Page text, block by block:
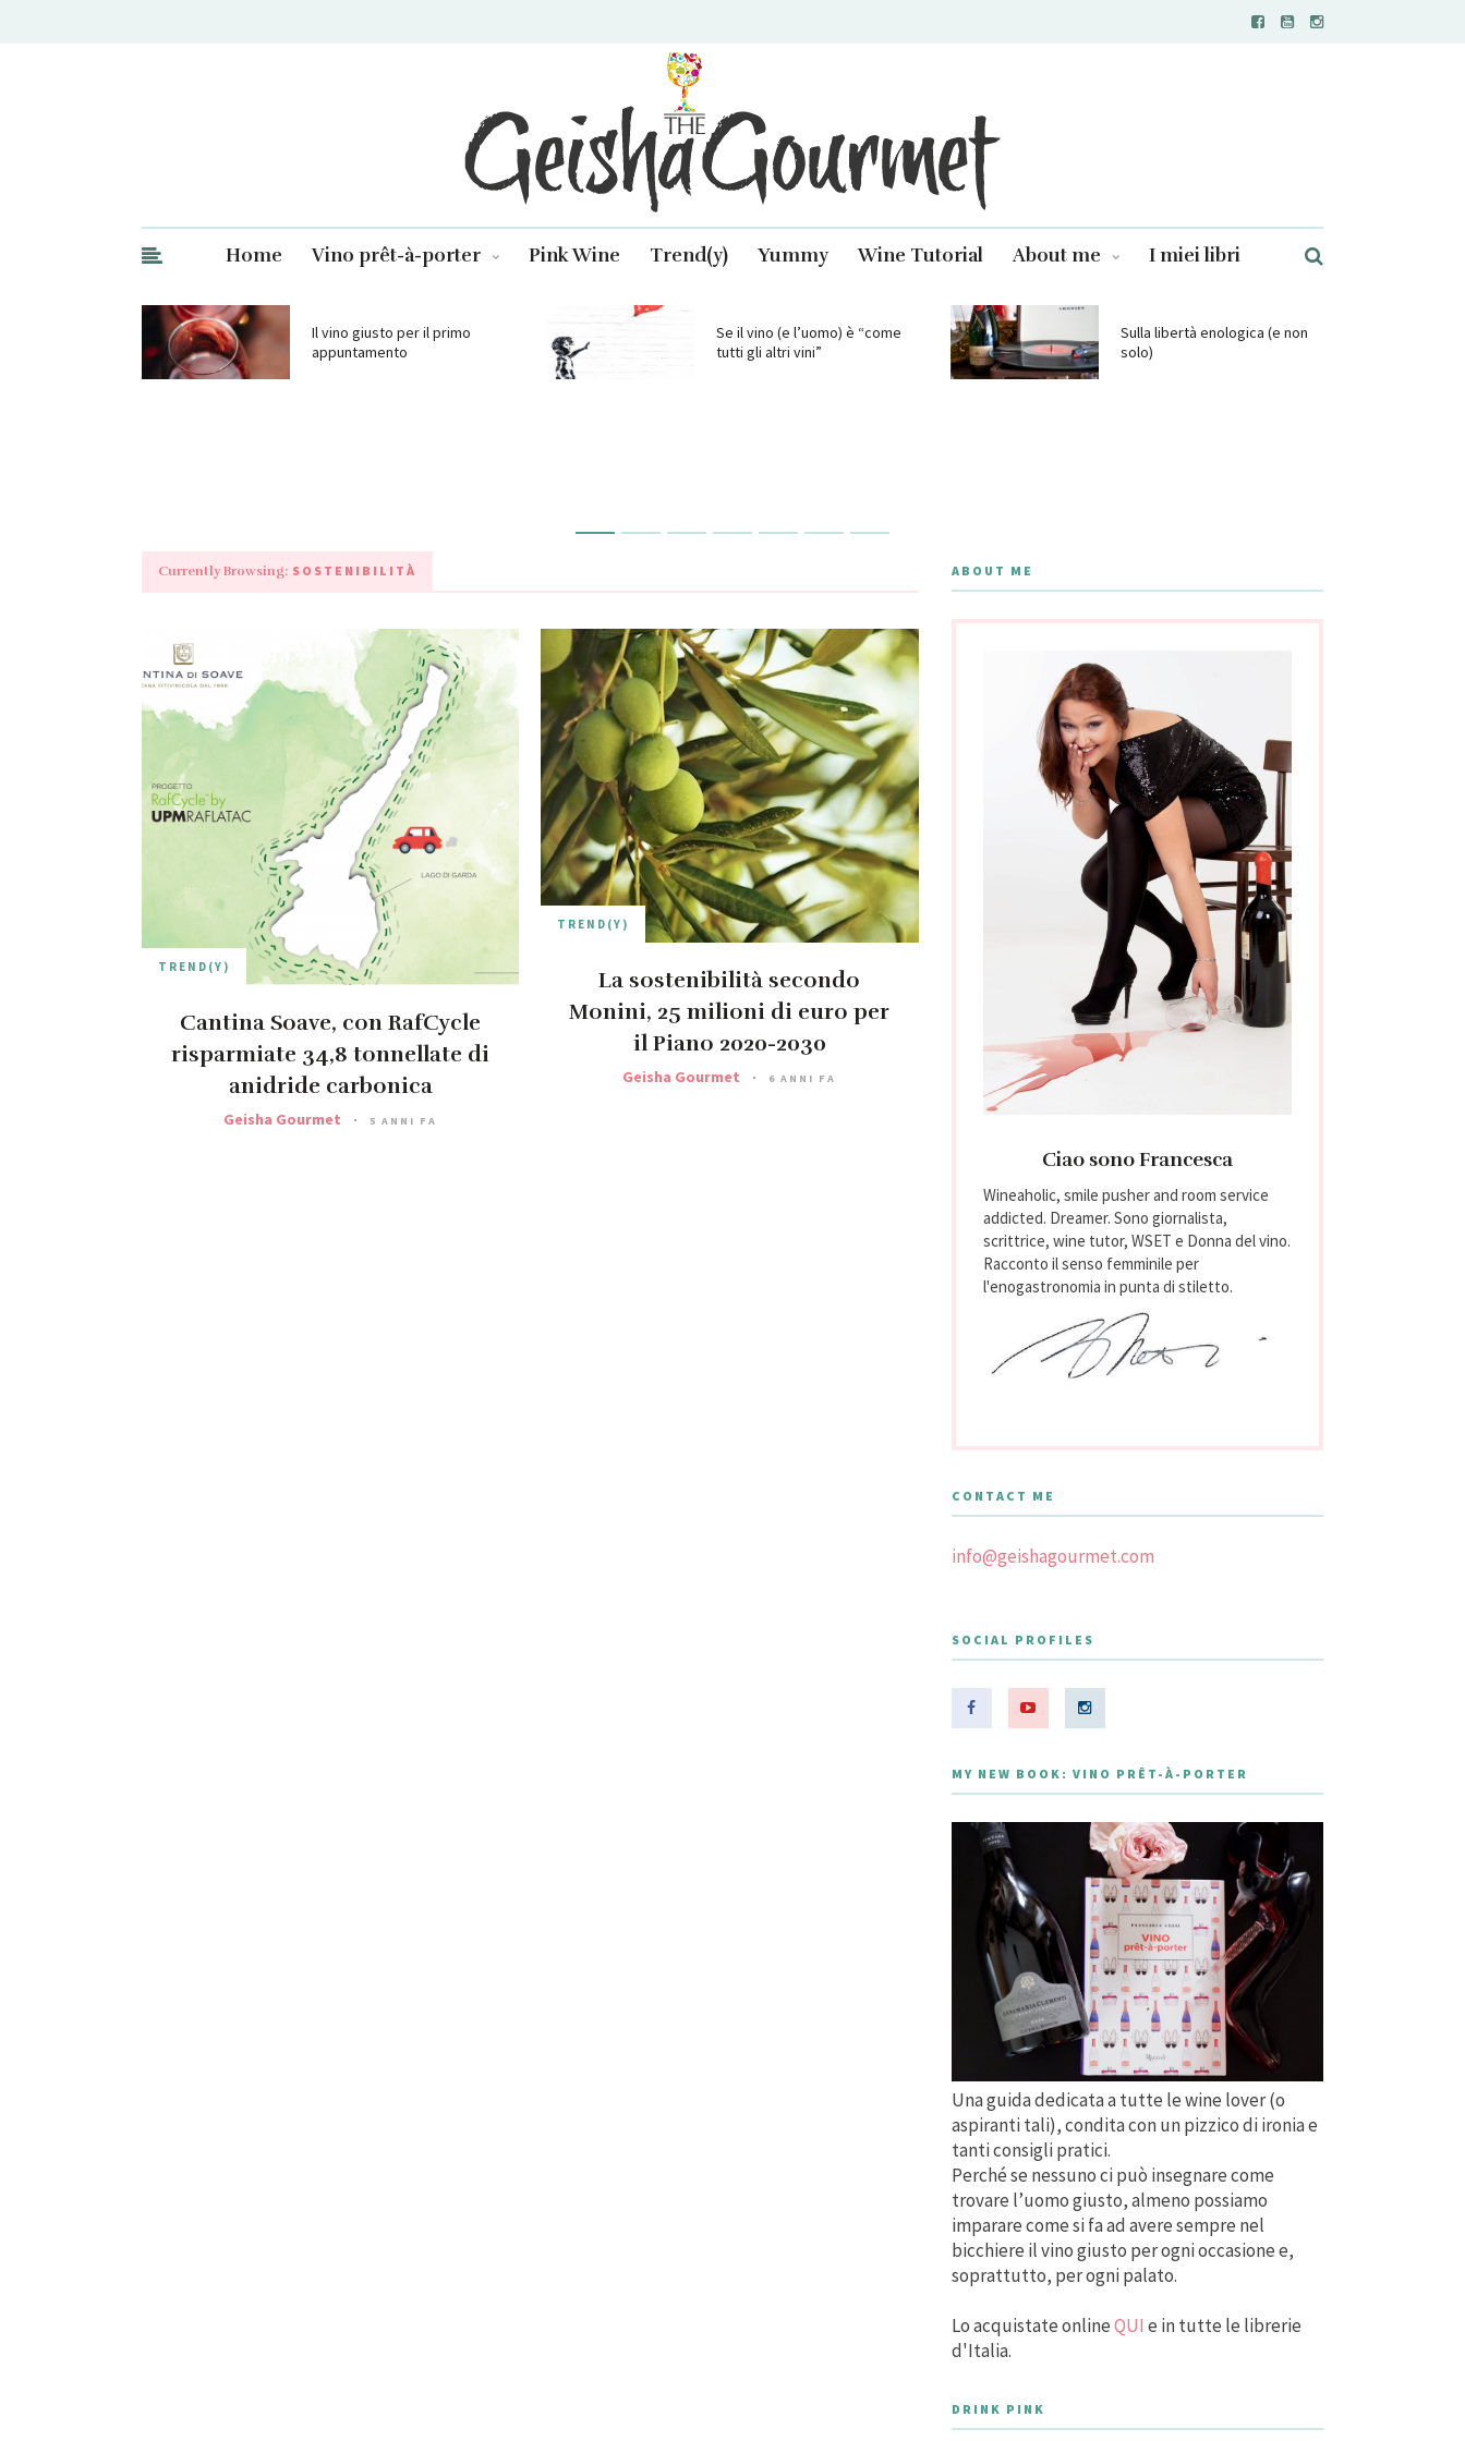
Home Vino prêt-à-porter Pink Wine Trend(y) Yummy Wine Tutorial About me I miei libri
Il vino giusto per il primo
appuntamento
Se il vino (e l’uomo) è “come
tutti gli altri vini”
Sulla libertà enologica (e non
solo)
Currently Browsing: SOSTENIBILITÀ
TREND(Y)
Cantina Soave, con RafCycle
risparmiate 34,8 tonnellate di
anidride carbonica
Geisha Gourmet 5 ANNI FA
TREND(Y)
La sostenibilità secondo
Monini, 25 milioni di euro per
il Piano 2020-2030
Geisha Gourmet 6 ANNI FA
ABOUT ME
Ciao sono Francesca
Wineaholic, smile pusher and room service
addicted. Dreamer. Sono giornalista,
scrittrice, wine tutor, WSET e Donna del vino.
Racconto il senso femminile per
l'enogastronomia in punta di stiletto.
CONTACT ME
info@geishagourmet.com
SOCIAL PROFILES
MY NEW BOOK: VINO PRÊT-À-PORTER
Una guida dedicata a tutte le wine lover (o
aspiranti tali), condita con un pizzico di ironia e
tanti consigli pratici.
Perché se nessuno ci può insegnare come
trovare l’uomo giusto, almeno possiamo
imparare come si fa ad avere sempre nel
bicchiere il vino giusto per ogni occasione e,
soprattutto, per ogni palato.
Lo acquistate onlineQUI e in tutte le librerie
d'Italia.
DRINK PINK